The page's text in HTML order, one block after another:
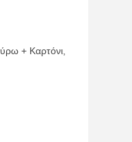
+ Καρτόνι,